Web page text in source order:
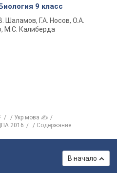
9 класс
Шаламов, Г.А. Носов, О.А.
М.С. Калиберда
Укр мова ✍
2016
Содержание
В начало